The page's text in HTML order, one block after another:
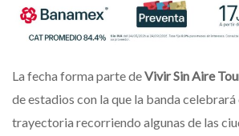
La fecha forma parte deVivir Sin Aire
de estadios con la que la banda
trayectoria recorriendo algunas de las